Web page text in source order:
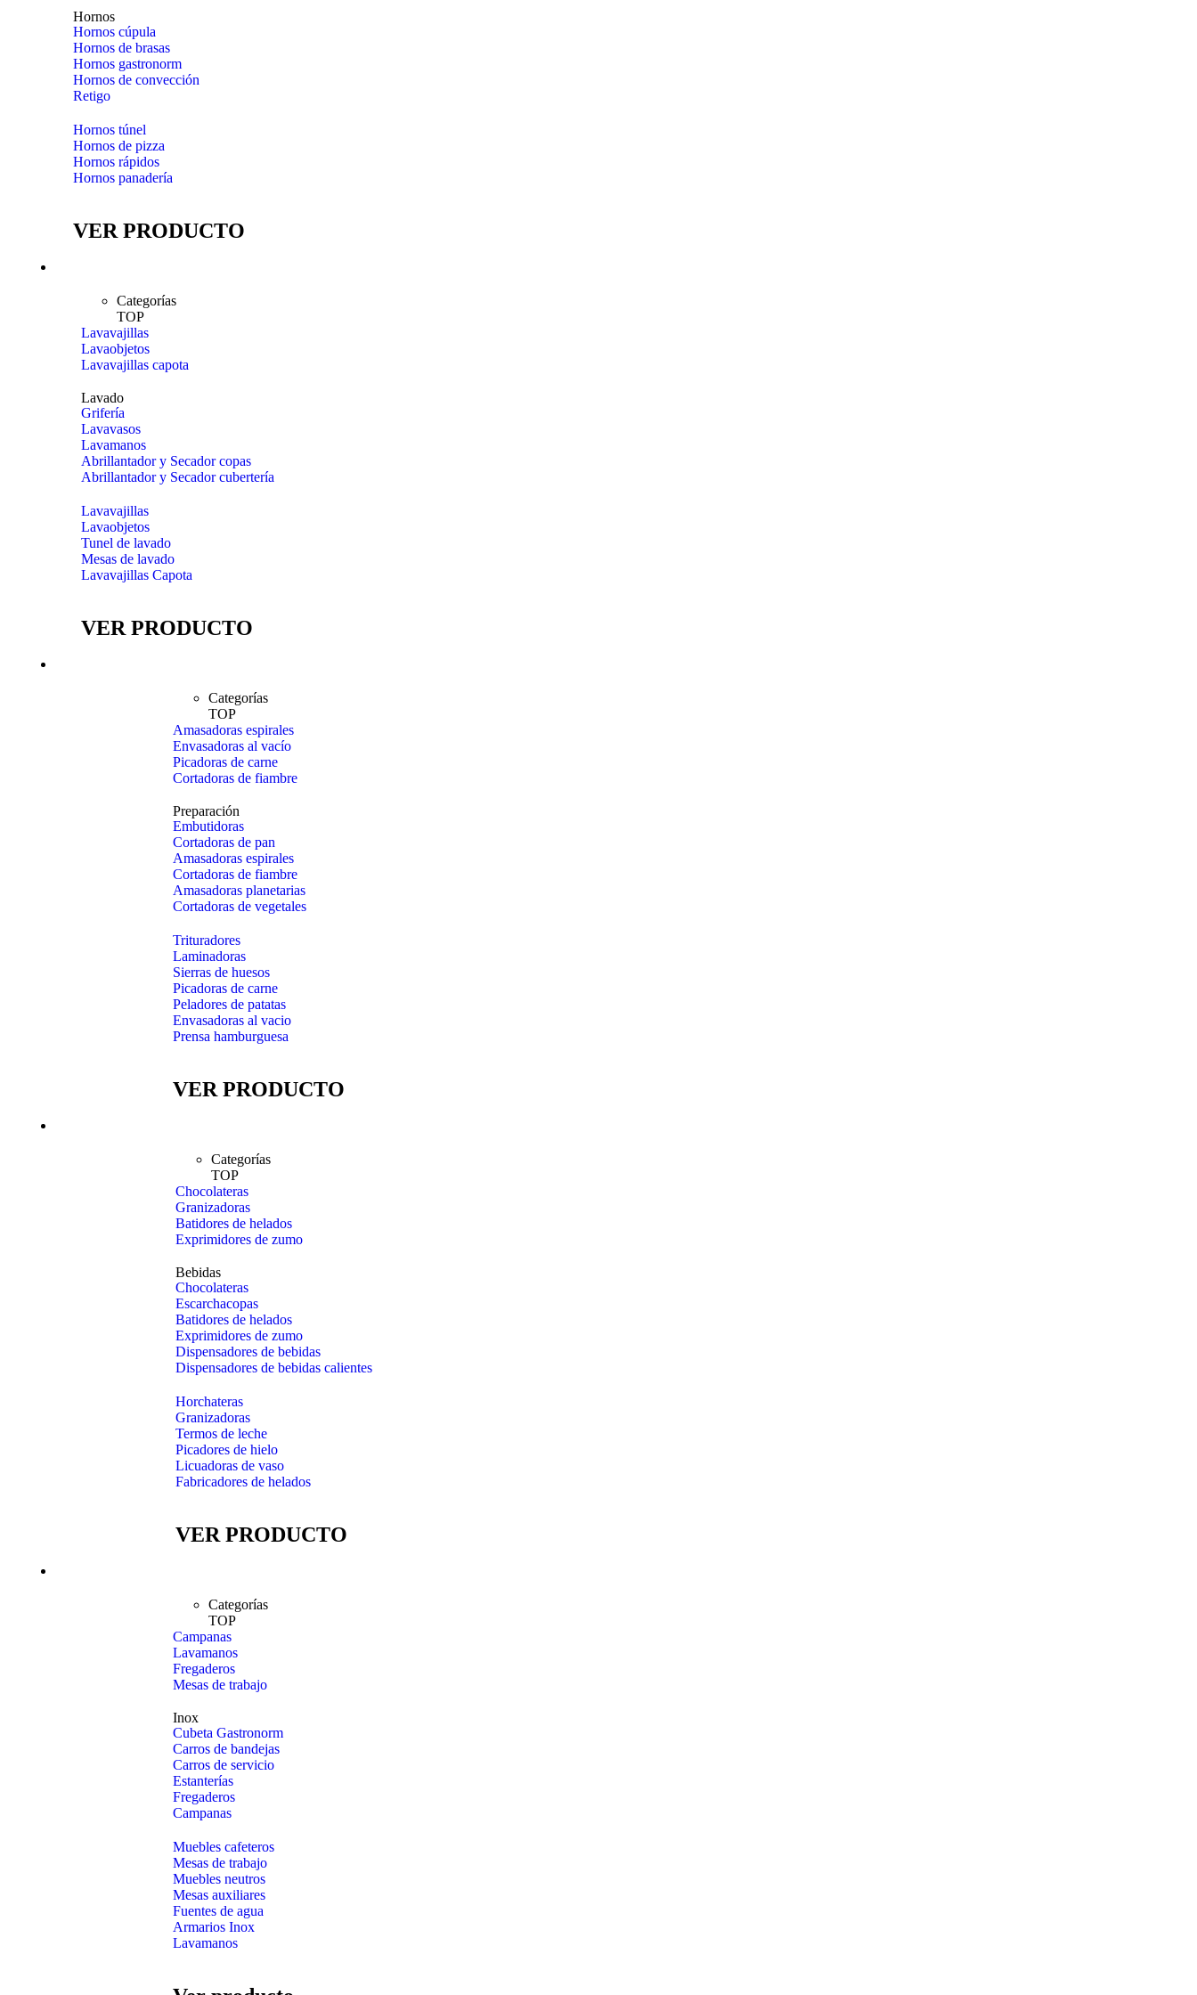
Hornos
Hornos cúpula
Hornos de brasas
Hornos gastronorm
Hornos de convección
Retigo
Hornos túnel
Hornos de pizza
Hornos rápidos
Hornos panadería
VER PRODUCTO
Categorías
TOP
Lavavajillas
Lavaobjetos
Lavavajillas capota
Lavado
Grifería
Lavavasos
Lavamanos
Abrillantador y Secador copas
Abrillantador y Secador cubertería
Lavavajillas
Lavaobjetos
Tunel de lavado
Mesas de lavado
Lavavajillas Capota
VER PRODUCTO
Categorías
TOP
Amasadoras espirales
Envasadoras al vacío
Picadoras de carne
Cortadoras de fiambre
Preparación
Embutidoras
Cortadoras de pan
Amasadoras espirales
Cortadoras de fiambre
Amasadoras planetarias
Cortadoras de vegetales
Trituradores
Laminadoras
Sierras de huesos
Picadoras de carne
Peladores de patatas
Envasadoras al vacio
Prensa hamburguesa
VER PRODUCTO
Categorías
TOP
Chocolateras
Granizadoras
Batidores de helados
Exprimidores de zumo
Bebidas
Chocolateras
Escarchacopas
Batidores de helados
Exprimidores de zumo
Dispensadores de bebidas
Dispensadores de bebidas calientes
Horchateras
Granizadoras
Termos de leche
Picadores de hielo
Licuadoras de vaso
Fabricadores de helados
VER PRODUCTO
Categorías
TOP
Campanas
Lavamanos
Fregaderos
Mesas de trabajo
Inox
Cubeta Gastronorm
Carros de bandejas
Carros de servicio
Estanterías
Fregaderos
Campanas
Muebles cafeteros
Mesas de trabajo
Muebles neutros
Mesas auxiliares
Fuentes de agua
Armarios Inox
Lavamanos